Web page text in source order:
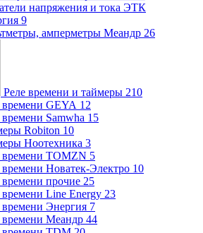
напряжения и тока ЭТК
9
амперметры Меандр 26
Реле времени и таймеры 210
времени GEYA 12
времени Samwha 15
Robiton 10
Ноотехника 3
времени TOMZN 5
времени Новатек-Электро 10
времени прочие 25
времени Line Energy 23
времени Энергия 7
времени Меандр 44